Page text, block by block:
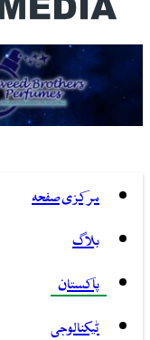
مرکزی صفحہ
بلاگ
پاکستان
ٹیکنالوجی